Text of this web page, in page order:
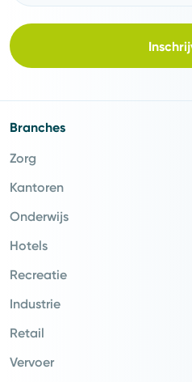
Branches
Zorg
Kantoren
Onderwijs
Hotels
Recreatie
Industrie
Retail
Vervoer